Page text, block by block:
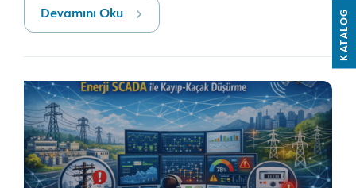
Devamını Oku KATALOG